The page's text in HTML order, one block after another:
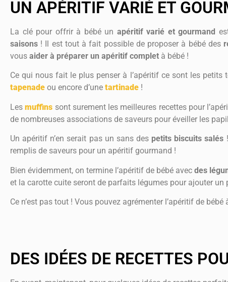
UN APÉRITIF VARIÉ ET
La clé pour offrir à bébé un apéritif varié et gourmand
saisons ! Il est tout à fait possible de proposer à bébé des
vous aider à préparer un apéritif complet à bébé !
Ce qui nous fait le plus penser à l’apéritif ce sont les petits
tapenade ou encore d’une tartinade !
Lesmuffins sont surement les meilleures recettes pour
de nombreuses associations de saveurs pour éveiller les
Un apéritif n’en serait pas un sans des petits biscuits salés
remplis de saveurs pour un apéritif gourmand !
Bien évidemment, on termine l’apéritif de bébé avec des
et la carotte cuite seront de parfaits légumes pour ajouter un
Ce n’est pas tout ! Vous pouvez agrémenter l’apéritif de bébé
DES IDÉES DE RECETTES